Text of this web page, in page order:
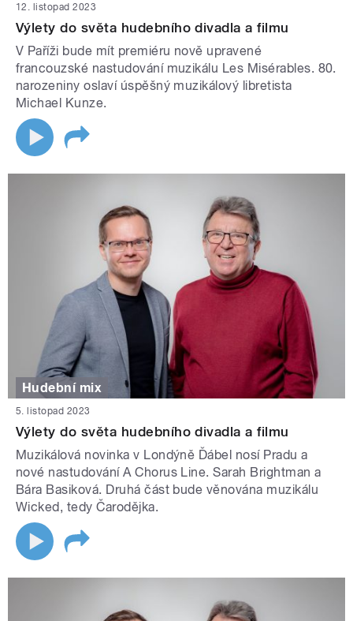
12. listopad 2023
Výlety do světa hudebního divadla a filmu
V Paříži bude mít premiéru nově upravené
francouzské nastudování muzikálu Les Misérables. 80.
narozeniny oslaví úspěšný muzikálový libretista
Michael Kunze.
Hudební mix
5. listopad 2023
Výlety do světa hudebního divadla a filmu
Muzikálová novinka v Londýně Ďábel nosí Pradu a
nové nastudování A Chorus Line. Sarah Brightman a
Bára Basiková. Druhá část bude věnována muzikálu
Wicked, tedy Čarodějka.